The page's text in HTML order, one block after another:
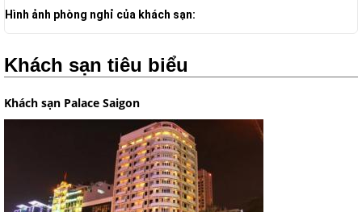
Hình ảnh phòng nghỉ của khách sạn:
Khách sạn tiêu biểu
Khách sạn Palace Saigon